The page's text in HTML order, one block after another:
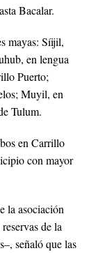
Bacalar.
mayas: Síijil,
en lengua
Puerto;
Muyil, en
Tulum.
en Carrillo
con mayor
la asociación
de la
señaló que las